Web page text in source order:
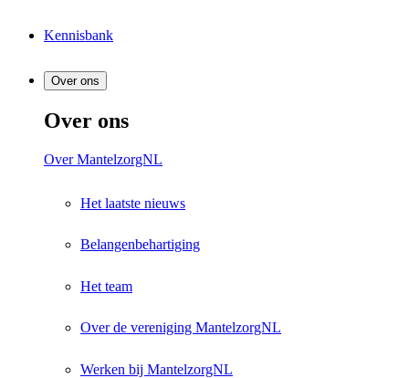
Kennisbank
Over ons
Over ons
Over MantelzorgNL
Het laatste nieuws
Belangenbehartiging
Het team
Over de vereniging MantelzorgNL
Werken bij MantelzorgNL